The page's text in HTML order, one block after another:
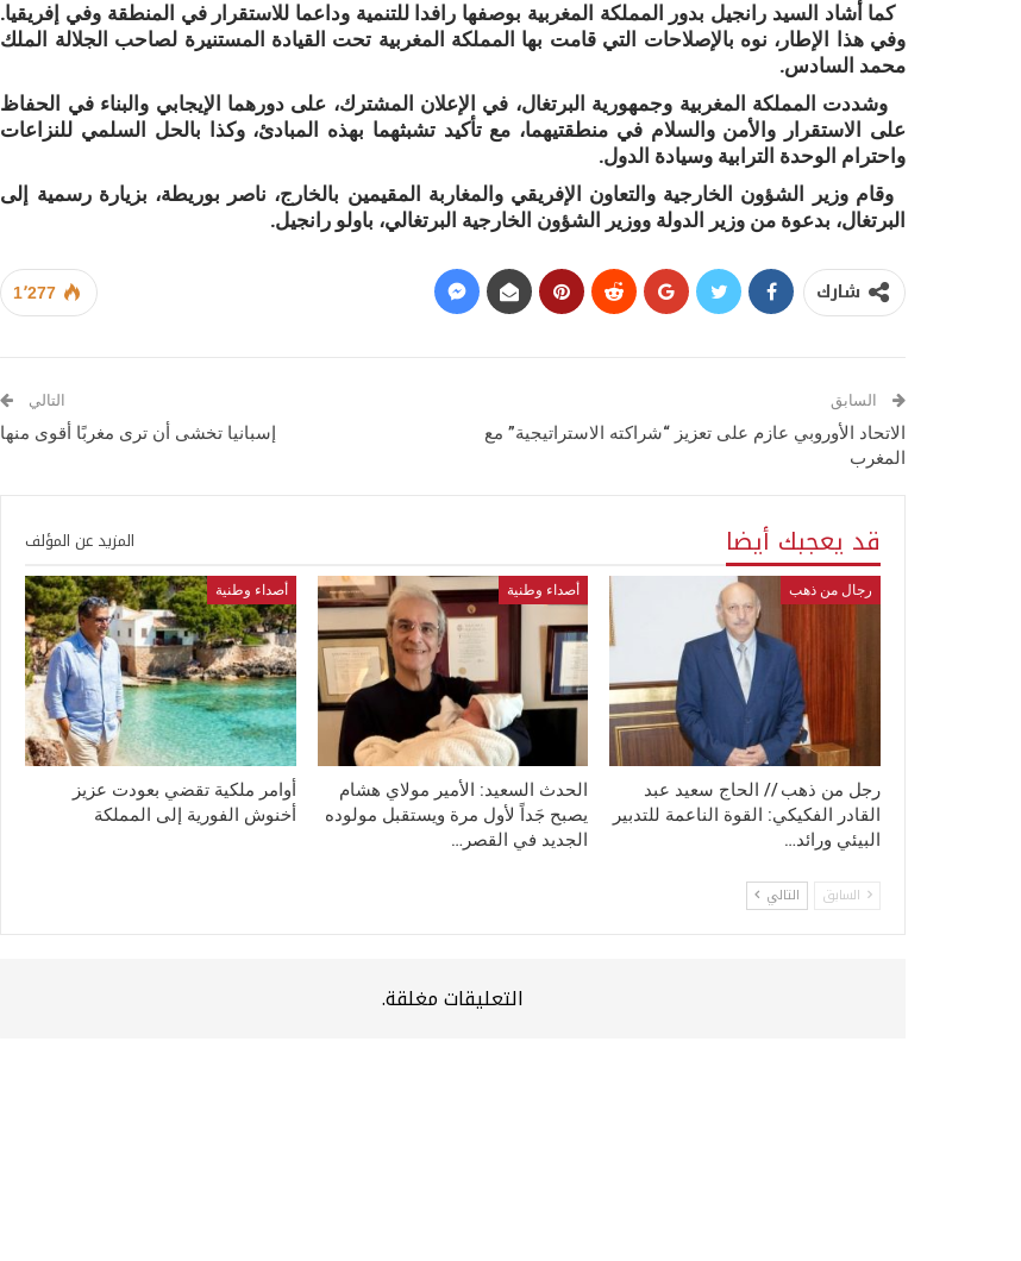
كما أشاد السيد رانجيل بدور المملكة المغربية بوصفها رافدا للتنمية وداعما للاستقرار في المنطقة وفي إفريقيا.
وفي هذا الإطار، نوه بالإصلاحات التي قامت بها المملكة المغربية تحت القيادة المستنيرة لصاحب الجلالة الملك
محمد السادس.
وشددت المملكة المغربية وجمهورية البرتغال، في الإعلان المشترك، على دورهما الإيجابي والبناء في الحفاظ
على الاستقرار والأمن والسلام في منطقتيهما، مع تأكيد تشبثهما بهذه المبادئ، وكذا بالحل السلمي للنزاعات
واحترام الوحدة الترابية وسيادة الدول.
وقام وزير الشؤون الخارجية والتعاون الإفريقي والمغاربة المقيمين بالخارج، ناصر بوريطة، بزيارة رسمية إلى
البرتغال، بدعوة من وزير الدولة ووزير الشؤون الخارجية البرتغالي، باولو رانجيل.
1٬277 شارك
السابق
الاتحاد الأوروبي عازم على تعزيز “شراكته الاستراتيجية” مع
المغرب
التالي
إسبانيا تخشى أن ترى مغربًا أقوى منها
قد يعجبك أيضا المزيد عن المؤلف
رجال من ذهب
رجل من ذهب // الحاج سعيد عبد
القادر الفكيكي: القوة الناعمة للتدبير
البيئي ورائد…
أصداء وطنية
الحدث السعيد: الأمير مولاي هشام
يصبح جَداً لأول مرة ويستقبل مولوده
الجديد في القصر…
أصداء وطنية
أوامر ملكية تقضي بعودت عزيز
أخنوش الفورية إلى المملكة
السابق التالي
التعليقات مغلقة.